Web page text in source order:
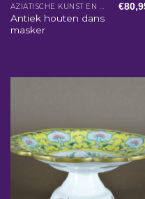
AZIATISCHE KUNST EN WOONACCESSOIRES
Antiek houten dans
masker
€